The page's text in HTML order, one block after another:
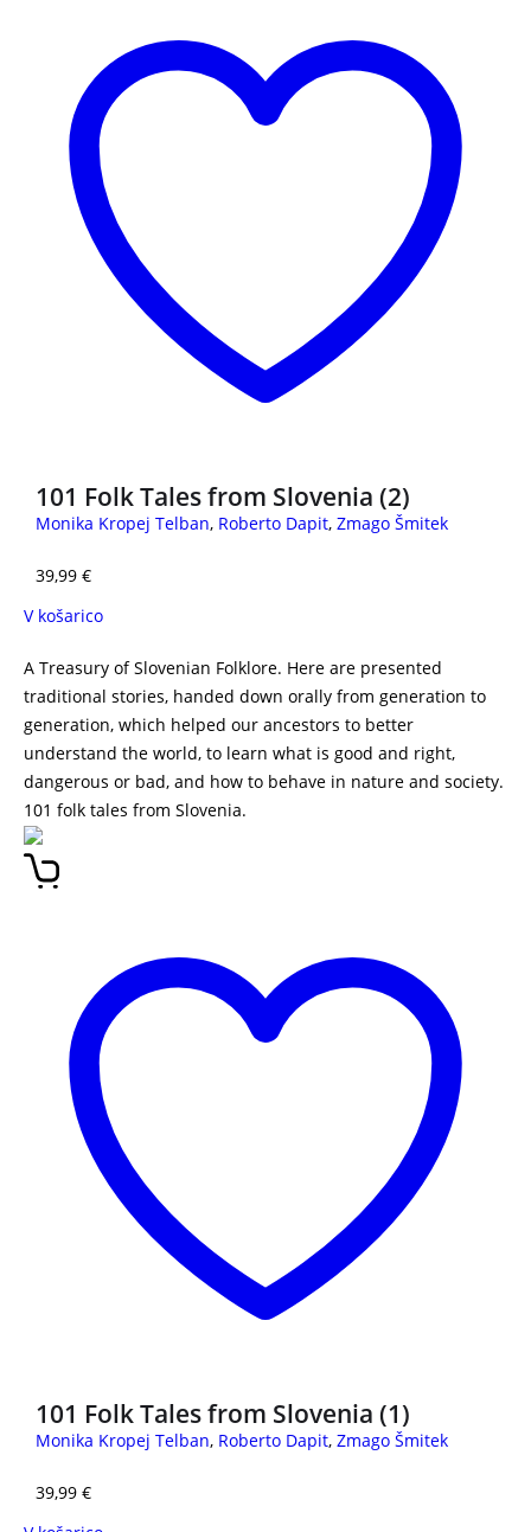
101 Folk Tales from Slovenia (2)
Monika Kropej Telban, Roberto Dapit, Zmago Šmitek
39,99 €
V košarico
A Treasury of Slovenian Folklore. Here are presented
traditional stories, handed down orally from generation to
generation, which helped our ancestors to better
understand the world, to learn what is good and right,
dangerous or bad, and how to behave in nature and society.
101 folk tales from Slovenia.
101 Folk Tales from Slovenia (1)
Monika Kropej Telban, Roberto Dapit, Zmago Šmitek
39,99 €